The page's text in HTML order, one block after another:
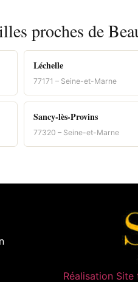
proches de
Léchelle
77171 – Seine-et-Marne
Sancy-lès-Provins
77320 – Seine-et-Marne
Réalisation Site